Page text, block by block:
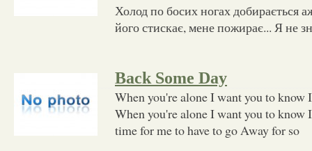
Холод по босих ногах добирається
його стискає, мене пожирає... Я не
Back Some Day
When you're alone I want you to know
When you're alone I want you to know
time for me to have to go Away for so